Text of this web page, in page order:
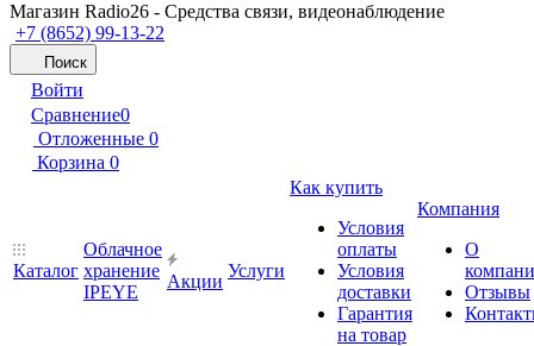
Магазин Radio26 - Средства связи, видеонаблюдение
+7 (8652) 99-13-22
Поиск
Войти
Сравнение0
Отложенные 0
Корзина 0
Каталог
Облачное
хранение
IPEYE
Акции
Услуги
Как купить
Условия
оплаты
Условия
доставки
Гарантия
на товар
Компания
О
Отзывы